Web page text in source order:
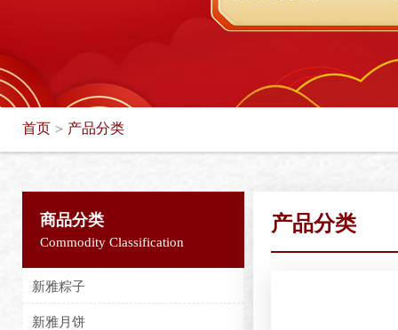
首页 > 产品分类
商品分类
Commodity Classification
新雅粽子
新雅月饼
产品分类